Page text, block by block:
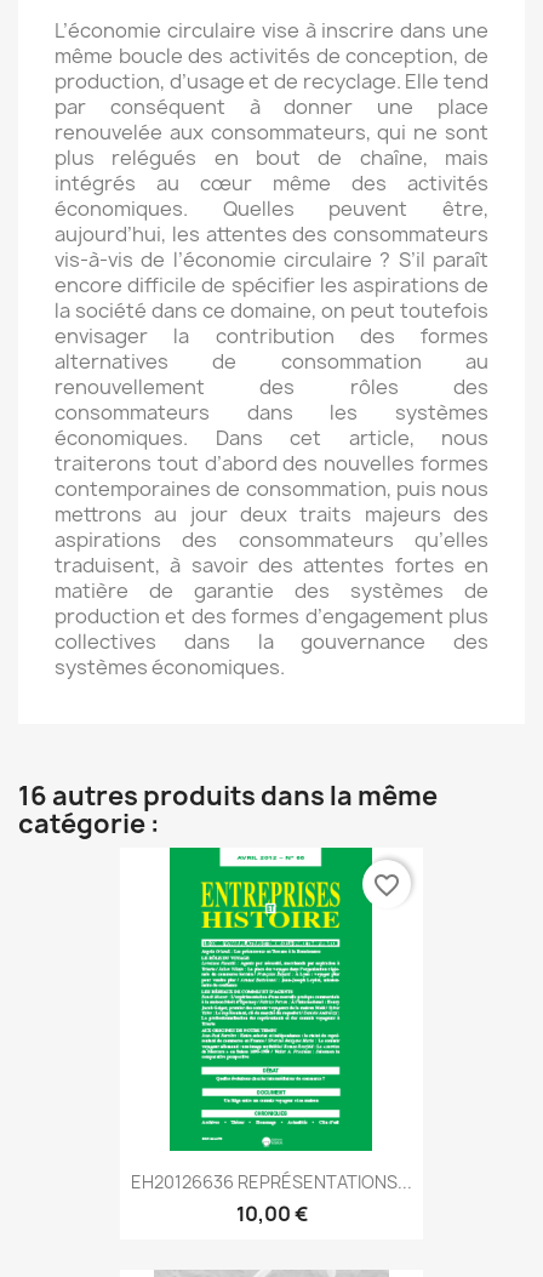
L’économie circulaire vise à inscrire dans une
même boucle des activités de conception, de
production, d’usage et de recyclage. Elle tend
par conséquent à donner une place
renouvelée aux consommateurs, qui ne sont
plus relégués en bout de chaîne, mais
intégrés au cœur même des activités
économiques. Quelles peuvent être,
aujourd’hui, les attentes des consommateurs
vis-à-vis de l’économie circulaire ? S’il paraît
encore difficile de spécifier les aspirations de
la société dans ce domaine, on peut toutefois
envisager la contribution des formes
alternatives de consommation au
renouvellement des rôles des
consommateurs dans les systèmes
économiques. Dans cet article, nous
traiterons tout d’abord des nouvelles formes
contemporaines de consommation, puis nous
mettrons au jour deux traits majeurs des
aspirations des consommateurs qu’elles
traduisent, à savoir des attentes fortes en
matière de garantie des systèmes de
production et des formes d’engagement plus
collectives dans la gouvernance des
systèmes économiques.
16 autres produits dans la même
catégorie :
EH20126636 REPRÉSENTATIONS...
10,00 €
favorite_border